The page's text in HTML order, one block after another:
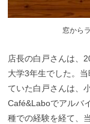
窓から
店長の白戸さんは、
大学3年生でした。
ていた白戸さんは、
Café&Laboでアルバ
種での経験を経て、